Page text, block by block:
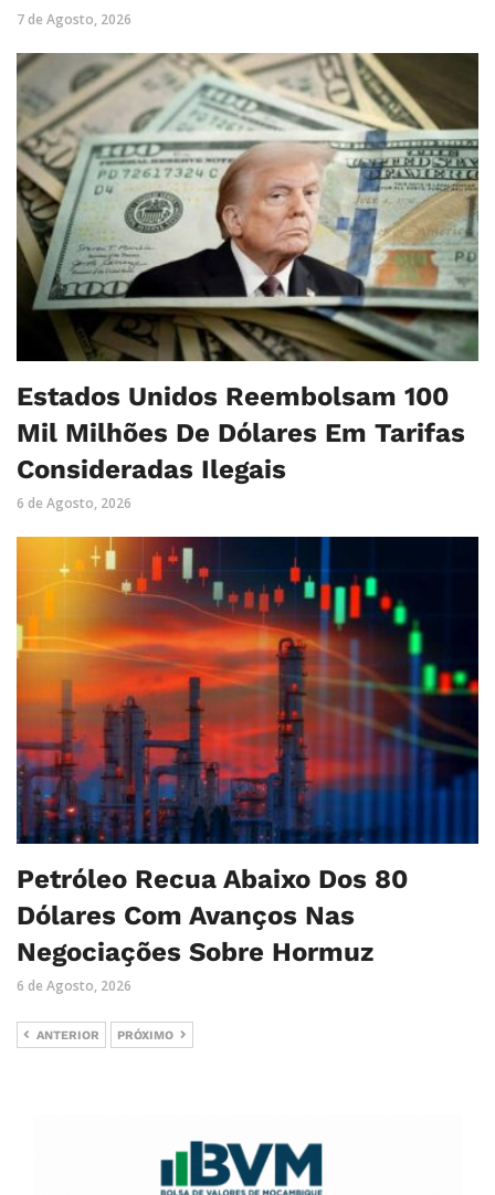
7 de Agosto, 2026
Estados Unidos Reembolsam 100
Mil Milhões De Dólares Em Tarifas
Consideradas Ilegais
6 de Agosto, 2026
Petróleo Recua Abaixo Dos 80
Dólares Com Avanços Nas
Negociações Sobre Hormuz
6 de Agosto, 2026
ANTERIOR PRÓXIMO